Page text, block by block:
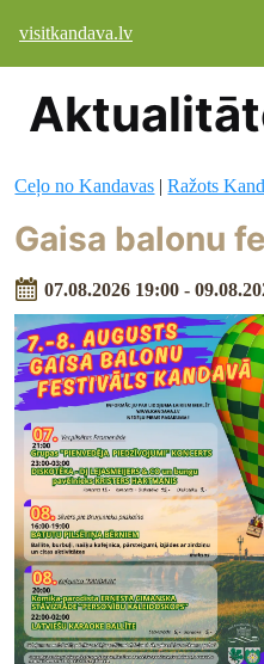
visitkandava.lv
Ceļo no Kandavas |Ražots
Gaisa balonu
07.08.2026 19:00 -